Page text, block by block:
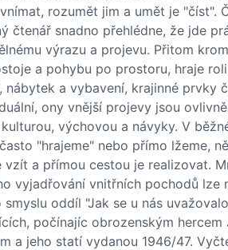
rozumět jim a umět je "číst".
snadno přehlédne, že jde
výrazu a projevu. Přitom
a pohybu po prostoru, hraje
a vybavení, krajinné prvky
ony vnější projevy jsou
výchovou a návyky. V
"hrajeme" nebo přímo lžeme,
a přímou cestou je realizovat.
vyjadřování vnitřních pochodů lze
oddíl "Jak se u nás
počínajíc obrozenským hercem
a jeho statí vydanou 1946/47.